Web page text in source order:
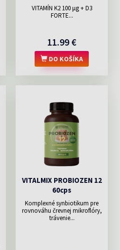
VITAMÍN K2 100 μg + D3
FORTE...
11.99 €
DO KOŠÍKA
VITALMIX PROBIOZEN 12
60cps
Komplexné synbiotikum pre
rovnováhu črevnej mikroflóry,
trávenie...